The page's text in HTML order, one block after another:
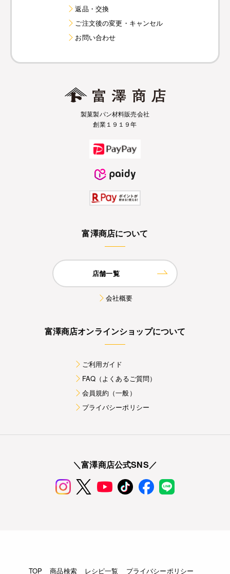
返品・交換
ご注文後の変更・キャンセル
お問い合わせ
製菓製パン材料販売会社
創業１９１９年
富澤商店について
店舗一覧
会社概要
富澤商店オンラインショップについて
ご利用ガイド
FAQ（よくあるご質問）
会員規約（一般）
プライバシーポリシー
＼富澤商店公式SNS／
TOP 商品検索 レシピ一覧 プライバシーポリシー